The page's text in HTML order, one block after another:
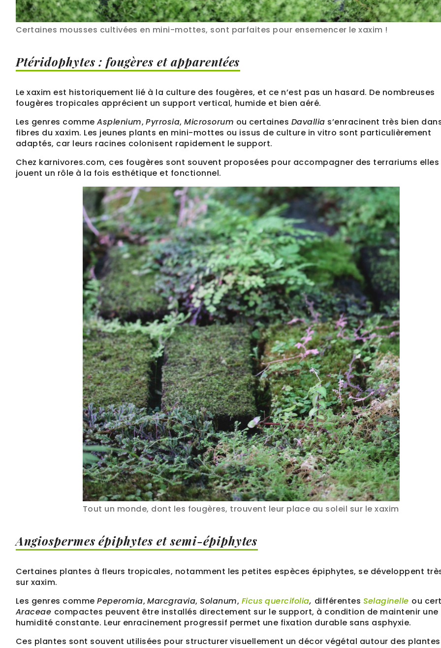
Certaines mousses cultivées en mini-mottes, sont parfaites pour ensemencer le xaxim !
Ptéridophytes : fougères et apparentées
Le xaxim est historiquement lié à la culture des fougères, et ce n’est pas un hasard. De nombreuses
fougères tropicales apprécient un support vertical, humide et bien aéré.
Les genres commeAsplenium,Pyrrosia,Microsorum ou certaines Davallia s’enracinent très bien
fibres du xaxim. Les jeunes plants en mini-mottes ou issus de culture in vitro sont particulièrement
adaptés, car leurs racines colonisent rapidement le support.
Chez karnivores.com, ces fougères sont souvent proposées pour accompagner des terrariums elles
jouent un rôle à la fois esthétique et fonctionnel.
Tout un monde, dont les fougères, trouvent leur place au soleil sur le xaxim
Angiospermes épiphytes et semi-épiphytes
Certaines plantes à fleurs tropicales, notamment les petites espèces épiphytes, se développent
sur xaxim.
Les genres commePeperomia,Marcgravia,Solanum, Ficus quercifolia, différentes Selaginelle ou
Araceae compactes peuvent être installés directement sur le support, à condition de maintenir une
humidité constante. Leur enracinement progressif permet une fixation durable sans asphyxie.
Ces plantes sont souvent utilisées pour structurer visuellement un décor végétal autour des plantes